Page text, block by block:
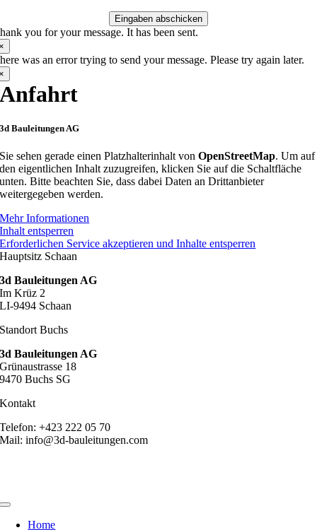
Eingaben abschicken
you for your message. It has been sent.
was an error trying to send your message. Please try again later.
Anfahrt
3d Bauleitungen AG
Sie sehen gerade einen Platzhalterinhalt vonOpenStreetMap. Um auf
den eigentlichen Inhalt zuzugreifen, klicken Sie auf die Schaltfläche
unten. Bitte beachten Sie, dass dabei Daten an Drittanbieter
weitergegeben werden.
Mehr Informationen
Inhalt entsperren
Erforderlichen Service akzeptieren und Inhalte entsperren
Hauptsitz Schaan
3d Bauleitungen AG
Im Krüz 2
LI-9494 Schaan
Standort Buchs
3d Bauleitungen AG
Grünaustrasse 18
9470 Buchs SG
Kontakt
Telefon: +423 222 05 70
Mail: info@3d-bauleitungen.com
Toggle
NavigationHome